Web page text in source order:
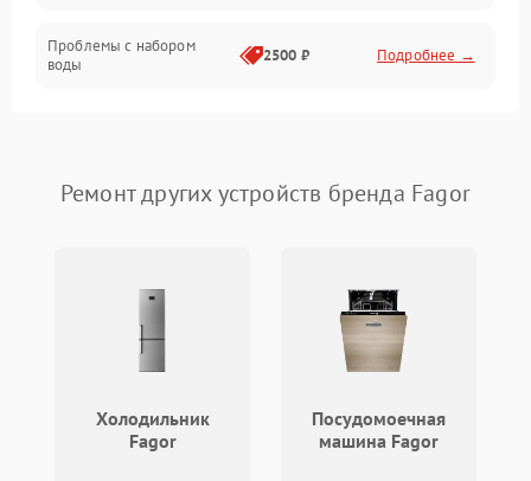
Проблемы с набором
воды
2500 ₽ Подробнее →
Замена платы управления 2200 ₽ Подробнее →
Ремонт других устройств бренда Fagor
Холодильник
Fagor
Посудомоечная
машина Fagor